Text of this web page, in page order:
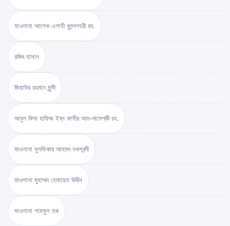
মাওলানা আশেক এলাহী বুলন্দশহরী রহ.
রকিব হাসান
জিয়াউর রহমান মুন্সী
আবুল ফিদা হাফিজ ইব্‌ন কাসীর আদ-দামেশ্‌কী রহ.
মাওলানা যুলফিকার আহমদ নকশবন্দী
মাওলানা মুহাম্মদ হেমায়েত উদ্দীন
মাওলানা শামসুল হক